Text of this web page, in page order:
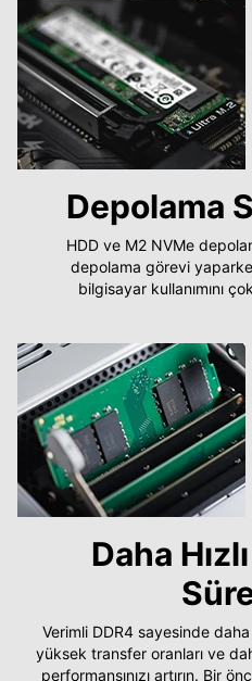
Depolama
HDD ve M2 NVMe
depolama görevi
bilgisayar kullanımını
Daha
Verimli DDR4 sayesinde
yüksek transfer oranları ve
performansınızı artırın. Bir